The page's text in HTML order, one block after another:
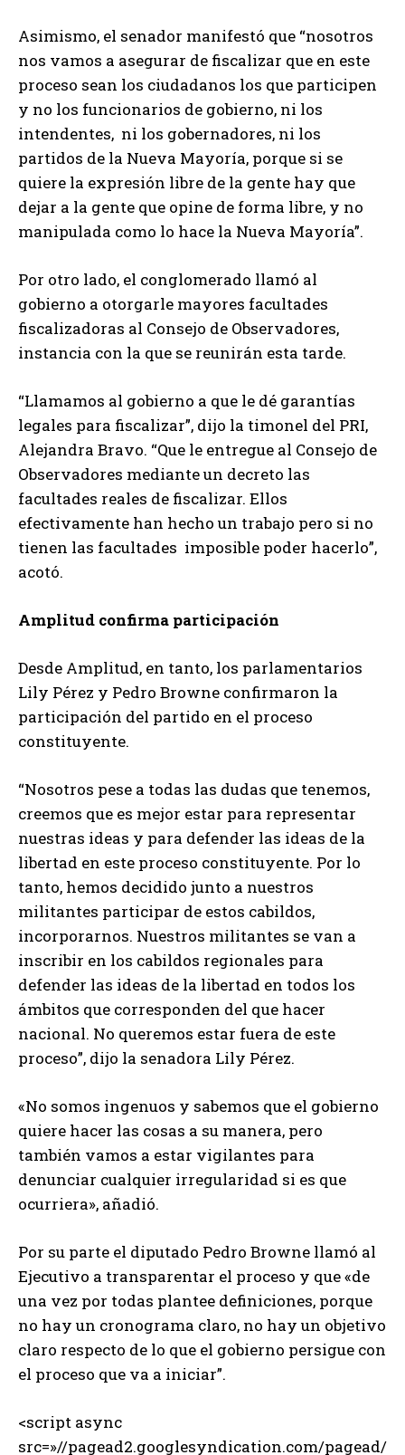
Asimismo, el senador manifestó que “nosotros
nos vamos a asegurar de fiscalizar que en este
proceso sean los ciudadanos los que participen
y no los funcionarios de gobierno, ni los
intendentes, ni los gobernadores, ni los
partidos de la Nueva Mayoría, porque si se
quiere la expresión libre de la gente hay que
dejar a la gente que opine de forma libre, y no
manipulada como lo hace la Nueva Mayoría”.
Por otro lado, el conglomerado llamó al
gobierno a otorgarle mayores facultades
fiscalizadoras al Consejo de Observadores,
instancia con la que se reunirán esta tarde.
“Llamamos al gobierno a que le dé garantías
legales para fiscalizar”, dijo la timonel del PRI,
Alejandra Bravo. “Que le entregue al Consejo de
Observadores mediante un decreto las
facultades reales de fiscalizar. Ellos
efectivamente han hecho un trabajo pero si no
tienen las facultades imposible poder hacerlo”,
acotó.
Amplitud confirma participación
Desde Amplitud, en tanto, los parlamentarios
Lily Pérez y Pedro Browne confirmaron la
participación del partido en el proceso
constituyente.
“Nosotros pese a todas las dudas que tenemos,
creemos que es mejor estar para representar
nuestras ideas y para defender las ideas de la
libertad en este proceso constituyente. Por lo
tanto, hemos decidido junto a nuestros
militantes participar de estos cabildos,
incorporarnos. Nuestros militantes se van a
inscribir en los cabildos regionales para
defender las ideas de la libertad en todos los
ámbitos que corresponden del que hacer
nacional. No queremos estar fuera de este
proceso”, dijo la senadora Lily Pérez.
«No somos ingenuos y sabemos que el gobierno
quiere hacer las cosas a su manera, pero
también vamos a estar vigilantes para
denunciar cualquier irregularidad si es que
ocurriera», añadió.
Por su parte el diputado Pedro Browne llamó al
Ejecutivo a transparentar el proceso y que «de
una vez por todas plantee definiciones, porque
no hay un cronograma claro, no hay un objetivo
claro respecto de lo que el gobierno persigue con
el proceso que va a iniciar”.
<script async
src=»//pagead2.googlesyndication.com/pagead/